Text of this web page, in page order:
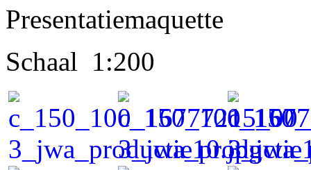
Presentatiemaquette
Schaal 1:200